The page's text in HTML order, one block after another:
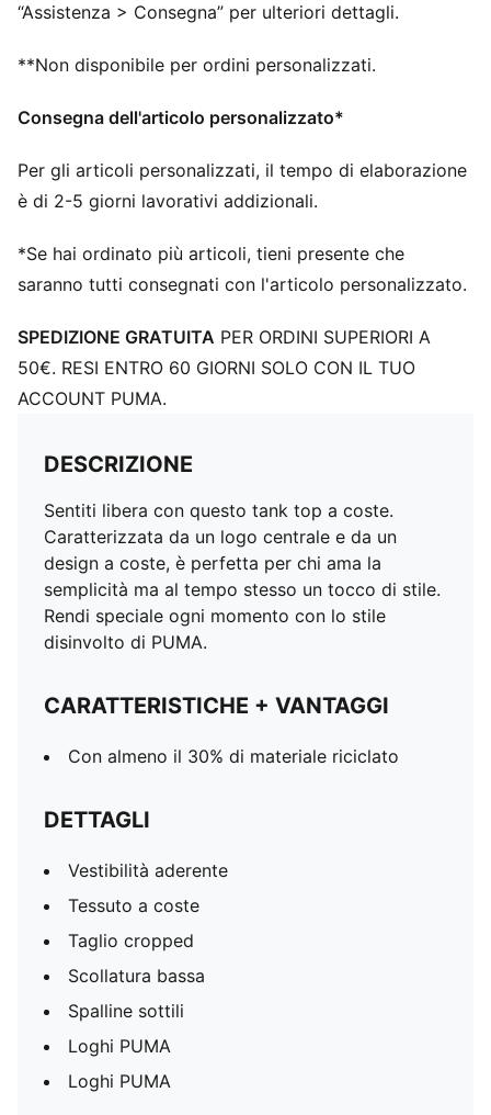
“Assistenza > Consegna” per ulteriori dettagli.
**Non disponibile per ordini personalizzati.
Consegna dell'articolo personalizzato*
Per gli articoli personalizzati, il tempo di elaborazione
è di 2-5 giorni lavorativi addizionali.
*Se hai ordinato più articoli, tieni presente che
saranno tutti consegnati con l'articolo personalizzato.
SPEDIZIONE GRATUITA PER ORDINI SUPERIORI A
50€. RESI ENTRO 60 GIORNI SOLO CON IL TUO
ACCOUNT PUMA.
DESCRIZIONE
Sentiti libera con questo tank top a coste.
Caratterizzata da un logo centrale e da un
design a coste, è perfetta per chi ama la
semplicità ma al tempo stesso un tocco di stile.
Rendi speciale ogni momento con lo stile
disinvolto di PUMA.
CARATTERISTICHE + VANTAGGI
Con almeno il 30% di materiale riciclato
DETTAGLI
Vestibilità aderente
Tessuto a coste
Taglio cropped
Scollatura bassa
Spalline sottili
Loghi PUMA
Loghi PUMA